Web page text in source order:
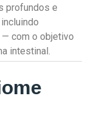
profundos e
com o objetivo
intestinal.